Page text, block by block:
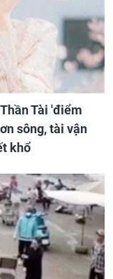
Tài 'điểm
sông, tài vận
khổ